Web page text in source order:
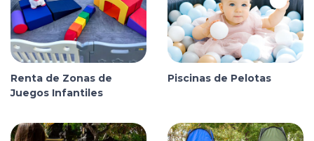
Renta de Zonas de
Juegos Infantiles
Piscinas de Pelotas